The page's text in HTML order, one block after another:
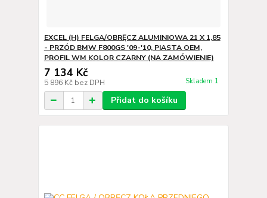
EXCEL (H) FELGA/OBRĘCZ ALUMINIOWA 21 X 1,85
- PRZÓD BMW F800GS '09-'10, PIASTA OEM,
PROFIL WM KOLOR CZARNY (NA ZAMÓWIENIE)
7 134 Kč
5 896 Kč bez DPH Skladem 1
Přidat do košíku